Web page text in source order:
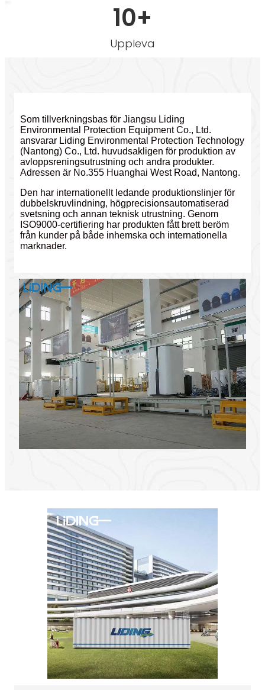
10+
Uppleva
Som tillverkningsbas för Jiangsu Liding
Environmental Protection Equipment Co., Ltd.
ansvarar Liding Environmental Protection Technology
(Nantong) Co., Ltd. huvudsakligen för produktion av
avloppsreningsutrustning och andra produkter.
Adressen är No.355 Huanghai West Road, Nantong.
Den har internationellt ledande produktionslinjer för
dubbelskruvlindning, högprecisionsautomatiserad
svetsning och annan teknisk utrustning. Genom
ISO9000-certifiering har produkten fått brett beröm
från kunder på både inhemska och internationella
marknader.